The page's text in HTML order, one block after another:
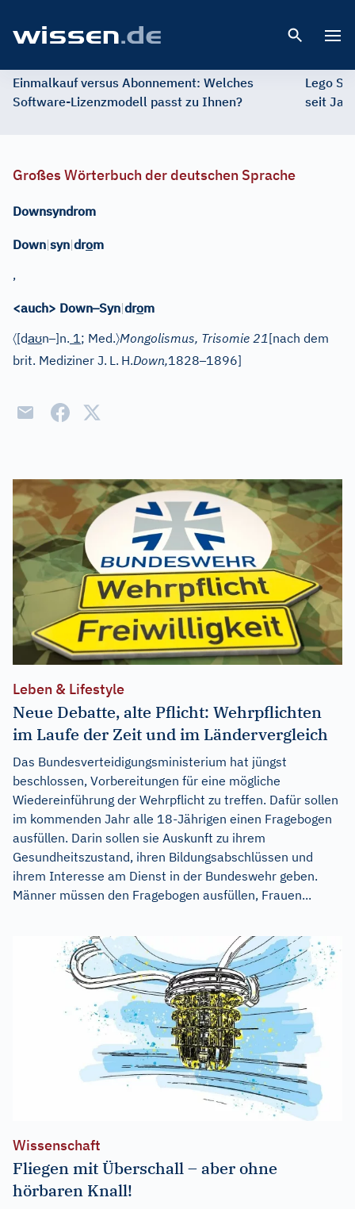
Einmalkauf versus Abonnement: Welches
Software-Lizenzmodell passt zu Ihnen?
Lego
seit
Großes Wörterbuch der deutschen Sprache
Downsyndrom
Down|syn|drom
,
<auch> Down–Syn|drom
〈[daʊn–]n. 1; Med.〉Mongolismus, Trisomie 21[nach dem
brit. Mediziner J. L. H.Down,1828–1896]
Leben & Lifestyle
Neue Debatte, alte Pflicht: Wehrpflichten
im Laufe der Zeit und im Ländervergleich
Das Bundesverteidigungsministerium hat jüngst
beschlossen, Vorbereitungen für eine mögliche
Wiedereinführung der Wehrpflicht zu treffen. Dafür sollen
im kommenden Jahr alle 18-Jährigen einen Fragebogen
ausfüllen. Darin sollen sie Auskunft zu ihrem
Gesundheitszustand, ihren Bildungsabschlüssen und
ihrem Interesse am Dienst in der Bundeswehr geben.
Männer müssen den Fragebogen ausfüllen, Frauen...
Wissenschaft
Fliegen mit Überschall – aber ohne
hörbaren Knall!